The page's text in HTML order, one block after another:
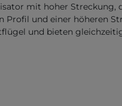
mit hoher Streckung,
und einer höheren
und bieten